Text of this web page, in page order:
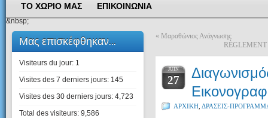
ΤΟ ΧΩΡΙΟ ΜΑΣ ΕΠΙΚΟΙΝΩΝΙΑ
&nbsp;
Μας επισκέφθηκαν...
Visiteurs du jour: 1
Visites des 7 derniers jours: 145
Visites des 30 derniers jours: 4,723
Total des visiteurs: 9,586
« Μαραθώνιος Ανάγνωσης
JUIN
27
ΑΡΧΙΚΗ ΔΡΑΣΕΙΣ-